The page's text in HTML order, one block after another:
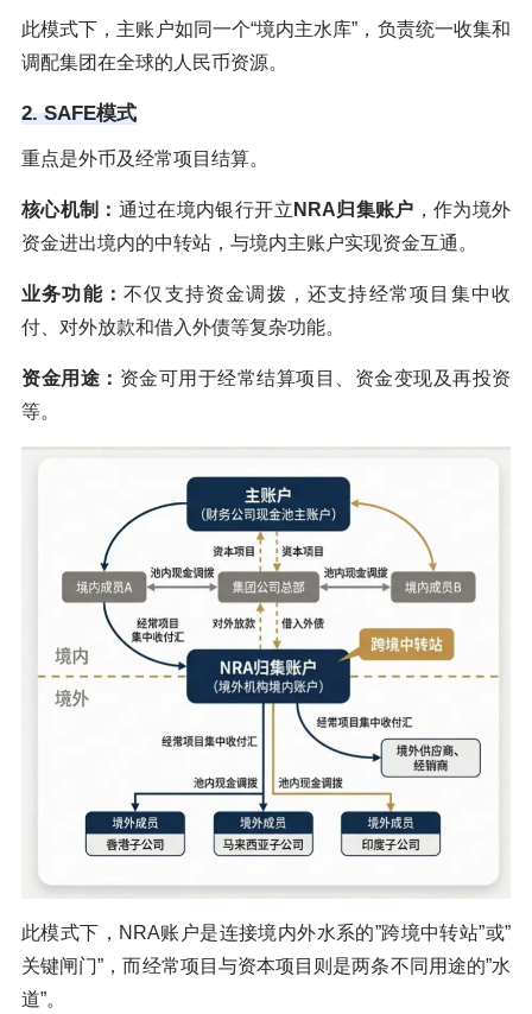
此模式下，主账户如同一个“境内主水库”，负责统一收集和
调配集团在全球的人民币资源。
2. SAFE模式
重点是外币及经常项目结算。
核心机制： 通过在境内银行开立 NRA归集账户 ，作为境外
资金进出境内的中转站，与境内主账户实现资金互通。
业务功能：不仅支持资金调拨，还支持经常项目集中收
付、对外放款和借入外债等复杂功能。
资金用途： 资金可用于经常结算项目、资金变现及再投资
等。
此模式下，NRA账户是连接境内外水系的”跨境中转站”或”
关键闸门”，而经常项目与资本项目则是两条不同用途的”水
道”。